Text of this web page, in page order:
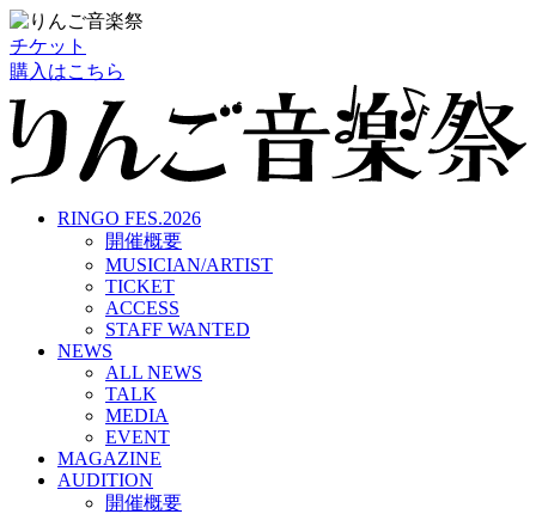
チケット
購入はこちら
RINGO FES.2026
開催概要
MUSICIAN/ARTIST
TICKET
ACCESS
STAFF WANTED
NEWS
ALL NEWS
TALK
MEDIA
EVENT
MAGAZINE
AUDITION
開催概要